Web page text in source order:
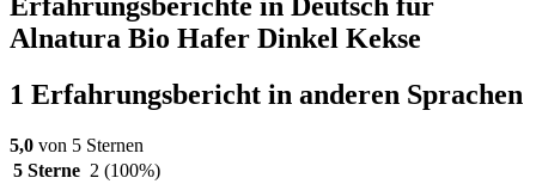
Erfahrungsberichte in Deutsch für
Alnatura Bio Hafer Dinkel Kekse
1 Erfahrungsbericht in anderen Sprachen
5,0 von 5 Sternen
5 Sterne 2 (100%)